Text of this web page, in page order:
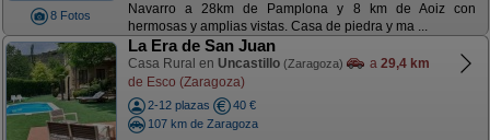
8 Fotos
Navarro a 28km de Pamplona y 8 km de Aoiz con
hermosas y amplias vistas. Casa de piedra y ma ...
La Era de San Juan
Casa Rural en Uncastillo (Zaragoza) a 29,4 km
de Esco (Zaragoza)
2-12 plazas
40 €
107 km de Zaragoza